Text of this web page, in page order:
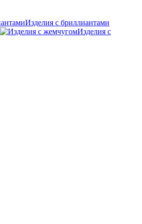
Изделия с бриллиантами
Изделия с